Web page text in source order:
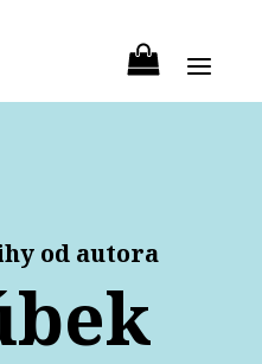
od autora